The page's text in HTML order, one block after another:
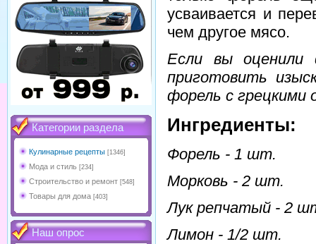
Категории раздела
Кулинарные рецепты [1346]
Мода и стиль [234]
Строительство и ремонт [548]
Товары для дома [403]
Наш опрос
усваивается и
чем другое мясо.
Если вы оценили
приготовить
форель с грецкими
Ингредиенты:
Форель - 1 шт.
Морковь - 2 шт.
Лук репчатый - 2
Лимон - 1/2 шт.